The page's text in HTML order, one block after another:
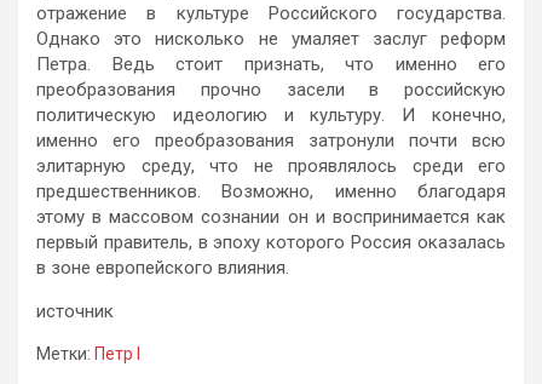
отражение в культуре Российского государства.
Однако это нисколько не умаляет заслуг реформ
Петра. Ведь стоит признать, что именно его
преобразования прочно засели в российскую
политическую идеологию и культуру. И конечно,
именно его преобразования затронули почти всю
элитарную среду, что не проявлялось среди его
предшественников. Возможно, именно благодаря
этому в массовом сознании он и воспринимается как
первый правитель, в эпоху которого Россия оказалась
в зоне европейского влияния.
источник
Метки: Петр I